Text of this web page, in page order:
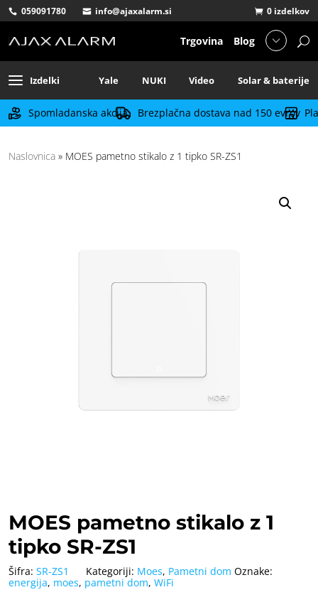
059091780 info@ajaxalarm.si 0 izdelkov
Trgovina Blog
Izdelki Yale NUKI Video Solar & baterije
Spomladanska akcija Brezplačna dostava nad 150 evrov
Naslovnica » MOES pametno stikalo z 1 tipko SR-ZS1
MOES pametno stikalo z 1
tipko SR-ZS1
Šifra: SR-ZS1 Kategoriji: Moes, Pametni dom Oznake:
energija, moes, pametni dom, WiFi